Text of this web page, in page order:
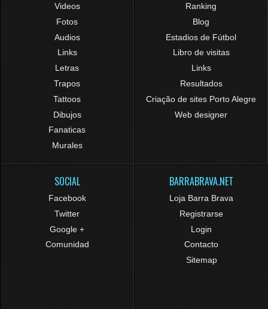
Videos
Fotos
Audios
Links
Letras
Trapos
Tattoos
Dibujos
Fanaticas
Murales
Ranking
Blog
Estadios de Fútbol
Libro de visitas
Links
Resultados
Criação de sites Porto Alegre
Web designer
SOCIAL
Facebook
Twitter
Google +
Comunidad
BARRABRAVA.NET
Loja Barra Brava
Registrarse
Login
Contacto
Sitemap